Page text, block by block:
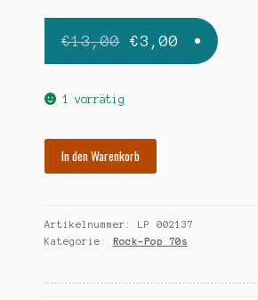
€13,00 Ursprünglicher
Preis
€3,00 Aktueller
Preis
1 vorrätig
world
of
20-
In den Warenkorb
Artikelnummer:
LP 002137
Kategorie:
Rock-Pop 70s